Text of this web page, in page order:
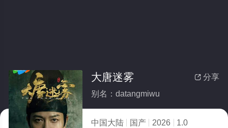
 分享
大唐迷雾
别名：datangmiwu
中国大陆 国产 2026
1.0